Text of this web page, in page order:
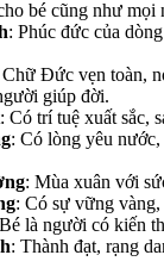
bé cũng như mọi
: Phúc đức của
Chữ Đức vẹn toàn,
giúp đời.
: Có trí tuệ xuất sắc,
: Có lòng yêu
: Mùa xuân với
: Có sự vững
là người có kiến
: Thành đạt, rạng